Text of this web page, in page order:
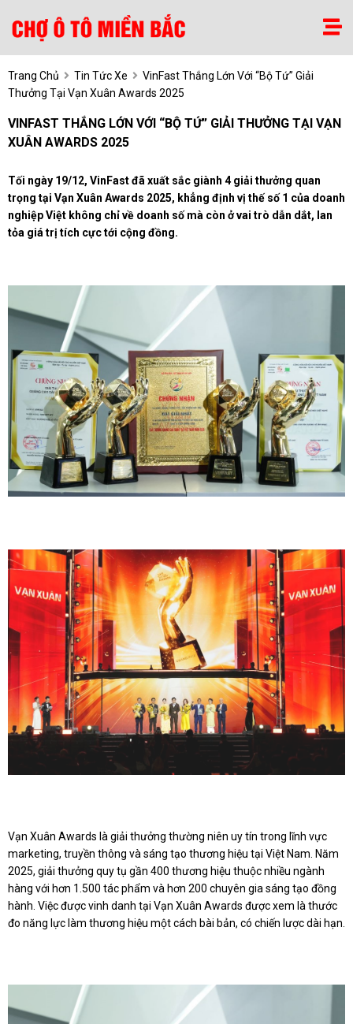
Trang Chủ Tin Tức Xe
VinFast Thắng Lớn Với “bộ Tứ” Giải
Thưởng Tại Vạn Xuân Awards 2025
VINFAST THẮNG LỚN VỚI “BỘ TỨ” GIẢI THƯỞNG TẠI VẠN
XUÂN AWARDS 2025
Tối ngày 19/12, VinFast đã xuất sắc giành 4 giải thưởng quan
trọng tại Vạn Xuân Awards 2025, khẳng định vị thế số 1 của doanh
nghiệp Việt không chỉ về doanh số mà còn ở vai trò dẫn dắt, lan
tỏa giá trị tích cực tới cộng đồng.
Vạn Xuân Awards là giải thưởng thường niên uy tín trong lĩnh vực
marketing, truyền thông và sáng tạo thương hiệu tại Việt Nam. Năm
2025, giải thưởng quy tụ gần 400 thương hiệu thuộc nhiều ngành
hàng với hơn 1.500 tác phẩm và hơn 200 chuyên gia sáng tạo đồng
hành. Việc được vinh danh tại Vạn Xuân Awards được xem là thước
đo năng lực làm thương hiệu một cách bài bản, có chiến lược dài hạn.